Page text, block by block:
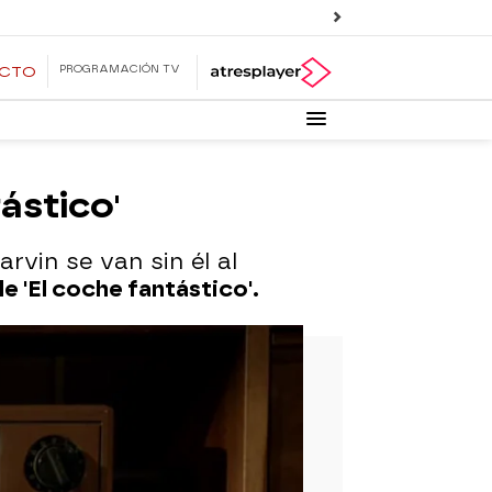
PROGRAMACIÓN TV
se van sin él al
'El coche fantástico'.